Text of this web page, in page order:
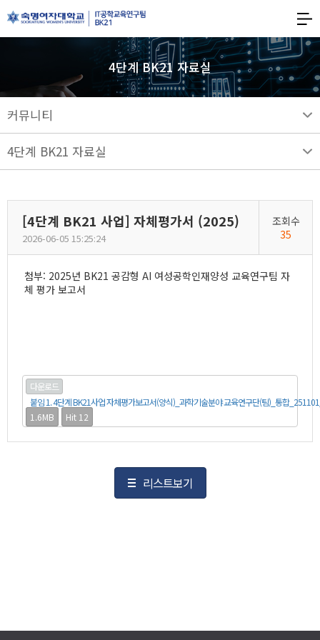
숙명여자대학교
BK21
숙명여자대학교
IT공학교육연구팀
4단계 BK21 자료실
커뮤니티
4단계 BK21 자료실
[4단계 BK21 사업] 자체평가서 (2025)
2026-06-05 15:25:24
조회수
35
첨부: 2025년 BK21 공감형 AI 여성공학인재양성 교육연구팀 자
체 평가 보고서
다운로드
붙임 1. 4단계 BK21사업 자체평가보고서(양식)_과학기술분야 교육연구단(팀)_통합
1.6MB
Hit 12
리스트보기